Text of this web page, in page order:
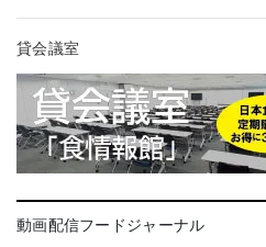
貸会議室
動画配信フードジャーナル